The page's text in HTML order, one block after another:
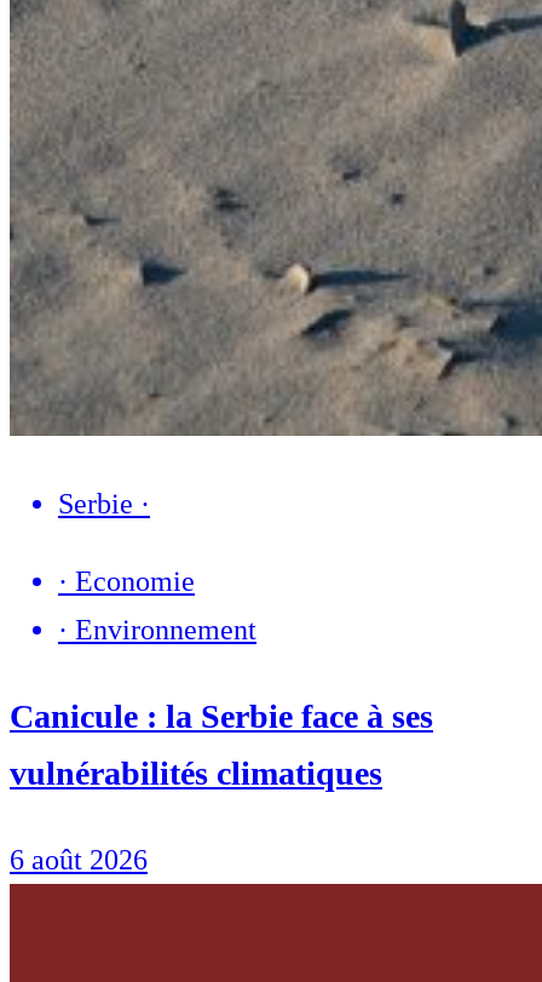
Serbie ·
· Economie
· Environnement
Canicule : la Serbie face à ses
vulnérabilités climatiques
6 août 2026